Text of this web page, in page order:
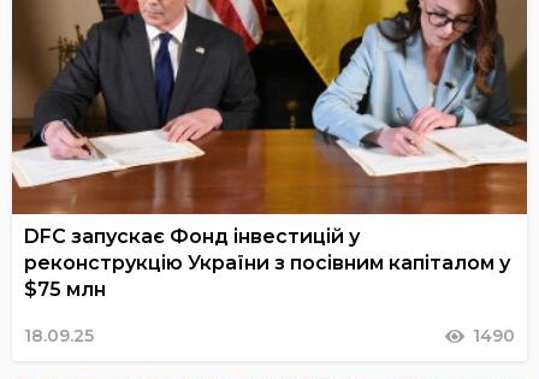
DFC запускає Фонд інвестицій у
реконструкцію України з посівним капіталом у
$75 млн
18.09.25 1490